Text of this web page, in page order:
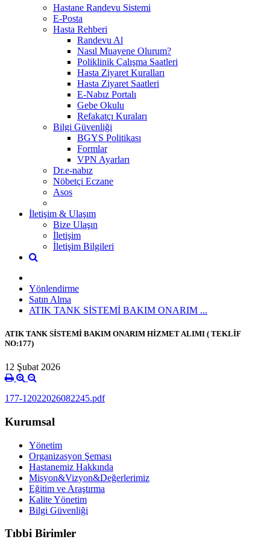
Hastane Randevu Sistemi
E-Posta
Hasta Rehberi
Randevu Al
Nasıl Muayene Olurum?
Poliklinik Çalışma Saatleri
Hasta Ziyaret Kuralları
Hasta Ziyaret Saatleri
E-Nabız Portalı
Gebe Okulu
Refakatçı Kuraları
Bilgi Güvenliği
BGYS Politikası
Formlar
VPN Ayarları
Dr.e-nabız
Nöbetçi Eczane
Asos
İletişim & Ulaşım
Bize Ulaşın
İletişim
İletişim Bilgileri
Yönlendirme
Satın Alma
ATIK TANK SİSTEMİ BAKIM ONARIM ...
ATIK TANK SİSTEMİ BAKIM ONARIM HİZMET ALIMI ( TEKLİF
NO:177)
12 Şubat 2026
177-12022026082245.pdf
Kurumsal
Yönetim
Organizasyon Şeması
Hastanemiz Hakkında
Misyon&Vizyon&Değerlerimiz
Eğitim ve Araştırma
Kalite Yönetim
Bilgi Güvenliği
Tıbbi Birimler